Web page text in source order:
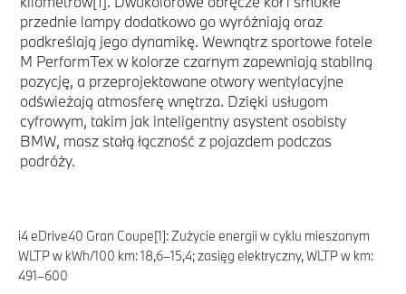
przednie lampy dodatkowo go wyróżniają oraz
podkreślają jego dynamikę. Wewnątrz sportowe fotele
M PerformTex w kolorze czarnym zapewniają stabilną
pozycję, a przeprojektowane otwory wentylacyjne
odświeżają atmosferę wnętrza. Dzięki usługom
cyfrowym, takim jak inteligentny asystent osobisty
BMW, masz stałą łączność z pojazdem podczas
podróży.
i4 eDrive40 Gran Coupe[1]: Zużycie energii w cyklu mieszanym
WLTP w kWh/100 km: 18,6–15,4; zasięg elektryczny, WLTP w km:
491–600